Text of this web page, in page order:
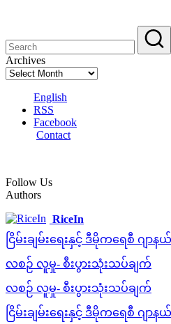
Archives
English
RSS
Facebook
Contact
Follow Us
Authors
RiceIn
ငြိမ်းချမ်းရေးနှင့် ဒီမိုကရေစီ ဂျာနယ်
လစဉ် လူမှု- စီးပွားသုံးသပ်ချက်
လစဉ် လူမှု- စီးပွားသုံးသပ်ချက်
ငြိမ်းချမ်းရေးနှင့် ဒီမိုကရေစီ ဂျာနယ်